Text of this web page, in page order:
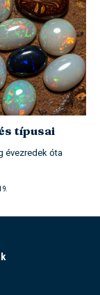
típusai
évezredek óta